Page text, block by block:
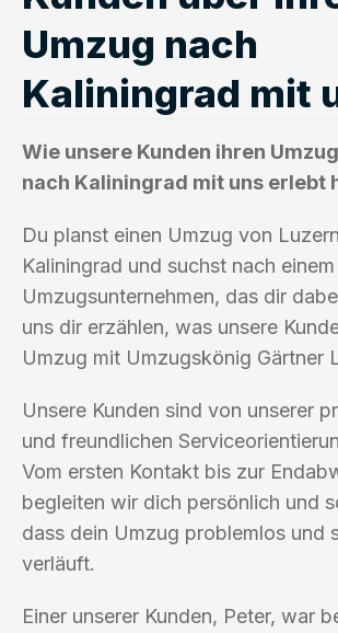
Umzug nach
Kaliningrad mit
Wie unsere Kunden ihren
nach Kaliningrad mit uns erlebt
Du planst einen Umzug von
Kaliningrad und suchst nach
Umzugsunternehmen, das dir
uns dir erzählen, was unsere
Umzug mit Umzugskönig Gärtner
Unsere Kunden sind von unserer
und freundlichen
Vom ersten Kontakt bis zur
begleiten wir dich persönlich und
dass dein Umzug problemlos und
verläuft.
Einer unserer Kunden, Peter, war